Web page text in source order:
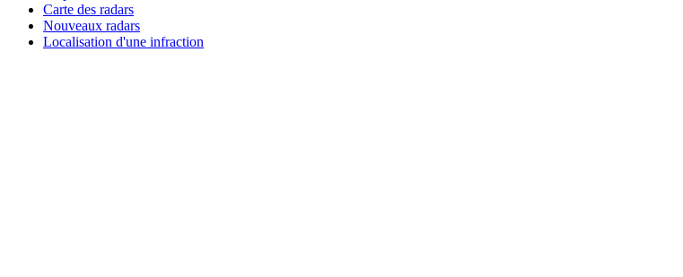
Carte des radars
Nouveaux radars
Localisation d'une infraction